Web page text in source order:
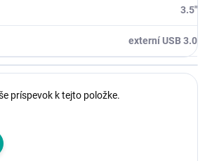
3.5"
externí USB 3.0
príspevok k tejto položke.